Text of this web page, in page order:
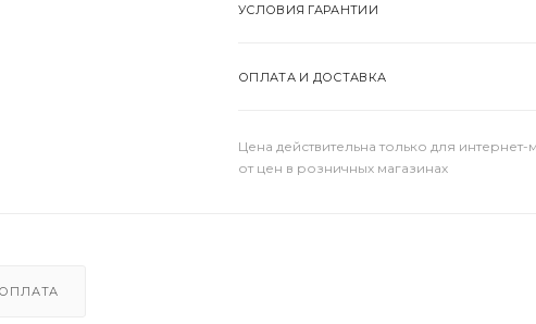
УСЛОВИЯ ГАРАНТИИ
ОПЛАТА И ДОСТАВКА
Цена действительна только для интернет-
от цен в розничных магазинах
ОПЛАТА